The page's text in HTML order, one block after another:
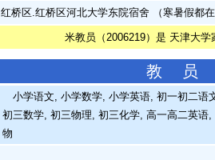
红桥区.红桥区河北大学东院宿舍 （寒暑假都
米教员（2006219）是 天津大学
教 员
小学语文, 小学数学, 小学英语, 初一初二语
初三数学, 初三物理, 初三化学, 高一高二英
物